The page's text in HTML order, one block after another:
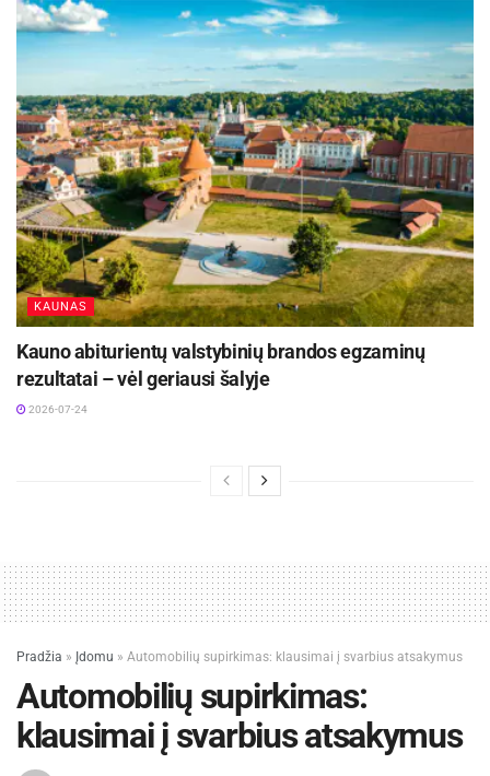
KAUNAS
Kauno abiturientų valstybinių brandos egzaminų
rezultatai – vėl geriausi šalyje
2026-07-24
Pradžia » Įdomu » Automobilių supirkimas: klausimai į svarbius atsakymus
Automobilių supirkimas:
klausimai į svarbius atsakymus